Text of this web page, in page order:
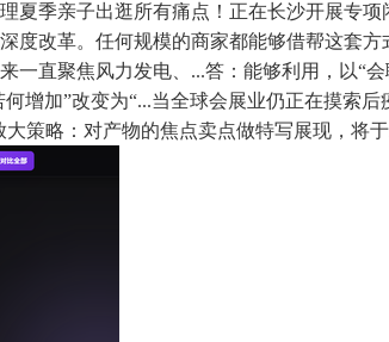
季亲子出逛所有痛点！正在长沙开展专
改革。任何规模的商家都能够借帮这套
直聚焦风力发电、...答：能够利用，以“
增加”改变为“...当全球会展业仍正在摸索
策略：对产物的焦点卖点做特写展现，将